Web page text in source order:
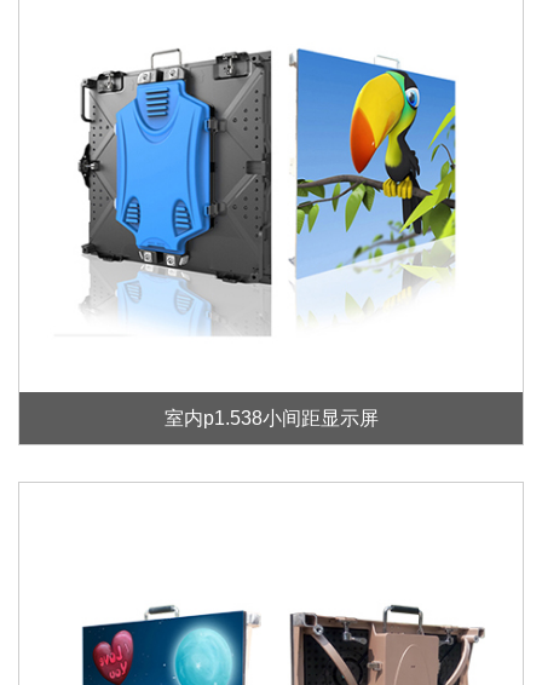
室内p1.538小间距显示屏